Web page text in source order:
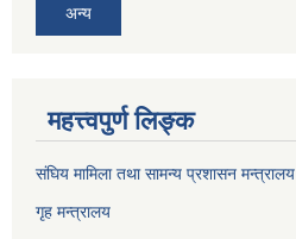
अन्य
महत्त्वपुर्ण लिङ्क
संघिय मामिला तथा सामन्य प्रशासन मन्त्रालय
गृह मन्त्रालय